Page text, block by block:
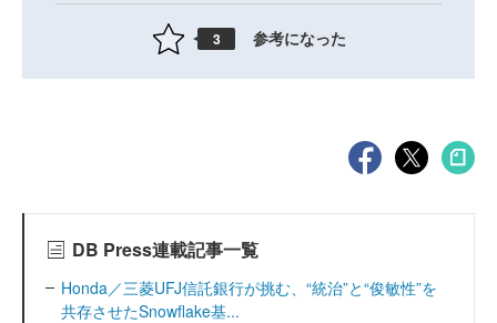
3 参考になった
DB Press連載記事一覧
Honda／三菱UFJ信託銀行が挑む、“統治”と“俊敏性”を
共存させたSnowflake基...